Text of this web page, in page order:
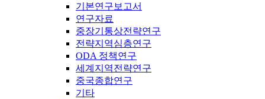
기본연구보고서
연구자료
중장기통상전략연구
전략지역심층연구
ODA 정책연구
세계지역전략연구
중국종합연구
기타